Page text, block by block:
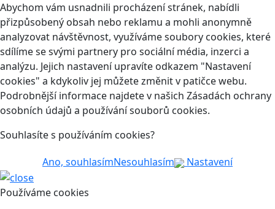
Abychom vám usnadnili procházení stránek, nabídli
přizpůsobený obsah nebo reklamu a mohli anonymně
analyzovat návštěvnost, využíváme soubory cookies, které
sdílíme se svými partnery pro sociální média, inzerci a
analýzu. Jejich nastavení upravíte odkazem "Nastavení
cookies" a kdykoliv jej můžete změnit v patičce webu.
Podrobnější informace najdete v našich Zásadách ochrany
osobních údajů a používání souborů cookies.
Souhlasíte s používáním cookies?
Ano, souhlasímNesouhlasím Nastavení
Používáme cookies